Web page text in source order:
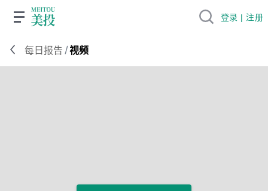
每日报告 /视频
登录 | 注册